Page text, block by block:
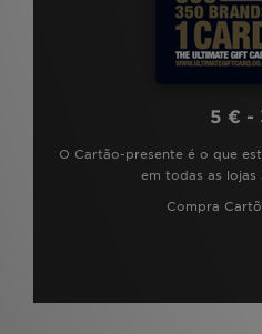
5 € -
O Cartão-presente é o que
em todas as lojas
Compra